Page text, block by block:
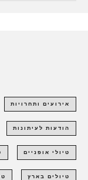
אירועים ותחרויות
הודעות לעיתונות
טיולי אופניים
טיולים בארץ